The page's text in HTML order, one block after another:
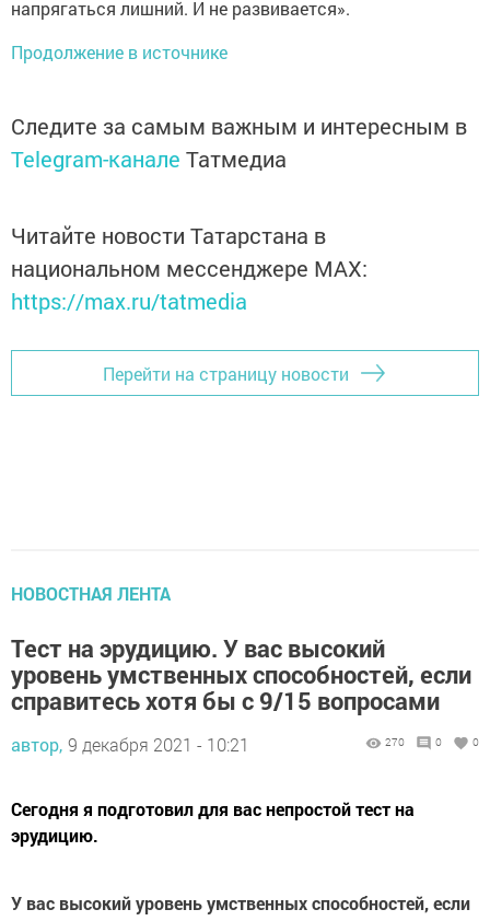
напрягаться лишний. И не развивается».
Продолжение в источнике
Следите за самым важным и интересным в
Telegram-канале Татмедиа
Читайте новости Татарстана в
национальном мессенджере MАХ:
https://max.ru/tatmedia
Перейти на страницу новости
НОВОСТНАЯ ЛЕНТА
Тест на эрудицию. У вас высокий
уровень умственных способностей, если
справитесь хотя бы с 9/15 вопросами
автор, 9 декабря 2021 - 10:21 270 0 0
Сегодня я подготовил для вас непростой тест на
эрудицию.
У вас высокий уровень умственных способностей, если